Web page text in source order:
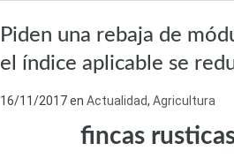
Piden una rebaja de
el índice aplicable se
16/11/2017en Actualidad, Agricultura
fincas